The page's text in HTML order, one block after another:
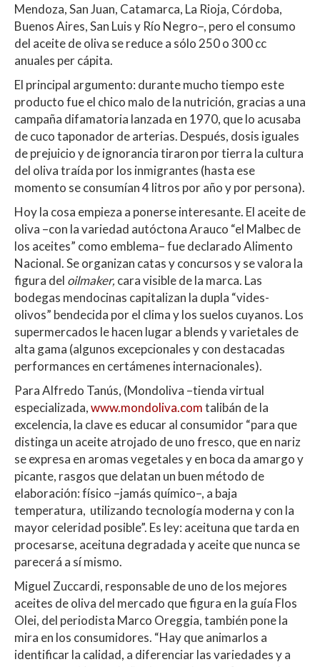
Mendoza, San Juan, Catamarca, La Rioja, Córdoba,
Buenos Aires, San Luis y Río Negro–, pero el consumo
del aceite de oliva se reduce a sólo 250 o 300 cc
anuales per cápita.
El principal argumento: durante mucho tiempo este
producto fue el chico malo de la nutrición, gracias a una
campaña difamatoria lanzada en 1970, que lo acusaba
de cuco taponador de arterias. Después, dosis iguales
de prejuicio y de ignorancia tiraron por tierra la cultura
del oliva traída por los inmigrantes (hasta ese
momento se consumían 4 litros por año y por persona).
Hoy la cosa empieza a ponerse interesante. El aceite de
oliva –con la variedad autóctona Arauco “el Malbec de
los aceites” como emblema– fue declarado Alimento
Nacional. Se organizan catas y concursos y se valora la
figura del oilmaker, cara visible de la marca. Las
bodegas mendocinas capitalizan la dupla “vides-
olivos” bendecida por el clima y los suelos cuyanos. Los
supermercados le hacen lugar a blends y varietales de
alta gama (algunos excepcionales y con destacadas
performances en certámenes internacionales).
Para Alfredo Tanús, (Mondoliva –tienda virtual
especializada,www.mondoliva.comtalibán de la
excelencia, la clave es educar al consumidor “para que
distinga un aceite atrojado de uno fresco, que en nariz
se expresa en aromas vegetales y en boca da amargo y
picante, rasgos que delatan un buen método de
elaboración: físico –jamás químico–, a baja
temperatura, utilizando tecnología moderna y con la
mayor celeridad posible”. Es ley: aceituna que tarda en
procesarse, aceituna degradada y aceite que nunca se
parecerá a sí mismo.
Miguel Zuccardi, responsable de uno de los mejores
aceites de oliva del mercado que figura en la guía Flos
Olei, del periodista Marco Oreggia, también pone la
mira en los consumidores. “Hay que animarlos a
identificar la calidad, a diferenciar las variedades y a